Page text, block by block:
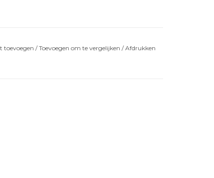
toevoegen /Toevoegen om te vergelijken /Afdrukken